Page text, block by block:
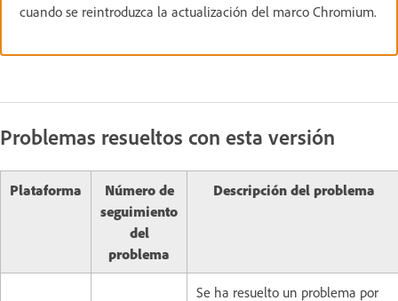
cuando se reintroduzca la actualización del marco Chromium.
Problemas resueltos con esta versión
Plataforma
Número de
seguimiento
del
problema
Descripción del problema
Se ha resuelto un problema por